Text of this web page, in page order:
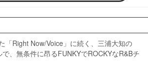
「Right Now/Voice」に続く、三浦大知の
、無条件に昂るFUNKYでROCKYなR&Bチ